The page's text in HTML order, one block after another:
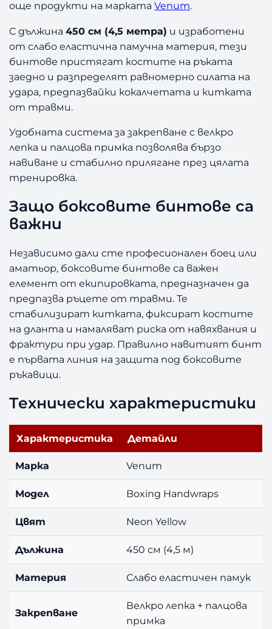
о
с
V
e
n
m
N
e
o
n
Y
e
l
o
w
4
5
0
с
м
още продукти на маркатаVenum.
С дължина450 см (4,5 метра) и изработени
от слабо еластична памучна материя, тези
бинтове пристягат костите на ръката
заедно и разпределят равномерно силата на
удара, предпазвайки кокалчетата и китката
от травми.
Удобната система за закрепване с велкро
лепка и палцова примка позволява бързо
навиване и стабилно прилягане през цялата
тренировка.
Защо боксовите бинтове са
важни
Независимо дали сте професионален боец или
аматьор, боксовите бинтове са важен
елемент от екипировката, предназначен да
предпазва ръцете от травми. Те
стабилизират китката, фиксират костите
на дланта и намаляват риска от навяхвания и
фрактури при удар. Правилно навитият бинт
е първата линия на защита под боксовите
ръкавици.
Технически характеристики
Характеристика Детайли
Марка Venum
Модел Boxing Handwraps
Цвят Neon Yellow
Дължина 450 см (4,5 м)
Материя Слабо еластичен памук
Закрепване
Велкро лепка + палцова
примка